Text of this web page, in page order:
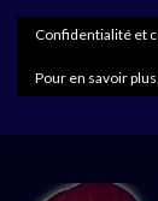
Confidentialité et
Pour en savoir